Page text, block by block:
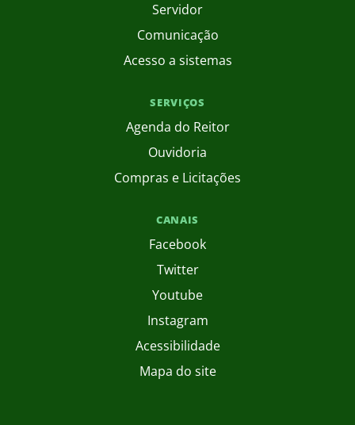
Servidor
Comunicação
Acesso a sistemas
SERVIÇOS
Agenda do Reitor
Ouvidoria
Compras e Licitações
CANAIS
Facebook
Twitter
Youtube
Instagram
Acessibilidade
Mapa do site